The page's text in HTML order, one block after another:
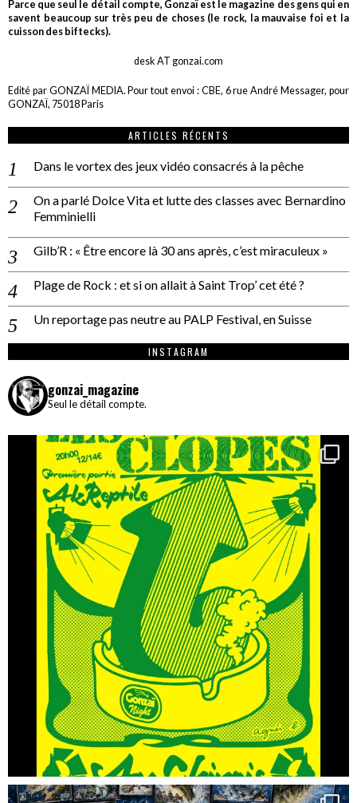
Parce que seul le détail compte, Gonzaï est le magazine des gens qui en
savent beaucoup sur très peu de choses (le rock, la mauvaise foi et la
cuisson des biftecks).
desk AT gonzai.com
Edité par GONZAÏ MEDIA. Pour tout envoi : CBE, 6 rue André Messager, pour
GONZAÏ, 75018 Paris
ARTICLES RÉCENTS
Dans le vortex des jeux vidéo consacrés à la pêche
On a parlé Dolce Vita et lutte des classes avec Bernardino
Femminielli
Gilb’R : « Être encore là 30 ans après, c’est miraculeux »
Plage de Rock : et si on allait à Saint Trop’ cet été ?
Un reportage pas neutre au PALP Festival, en Suisse
INSTAGRAM
gonzai_magazine
Seul le détail compte.